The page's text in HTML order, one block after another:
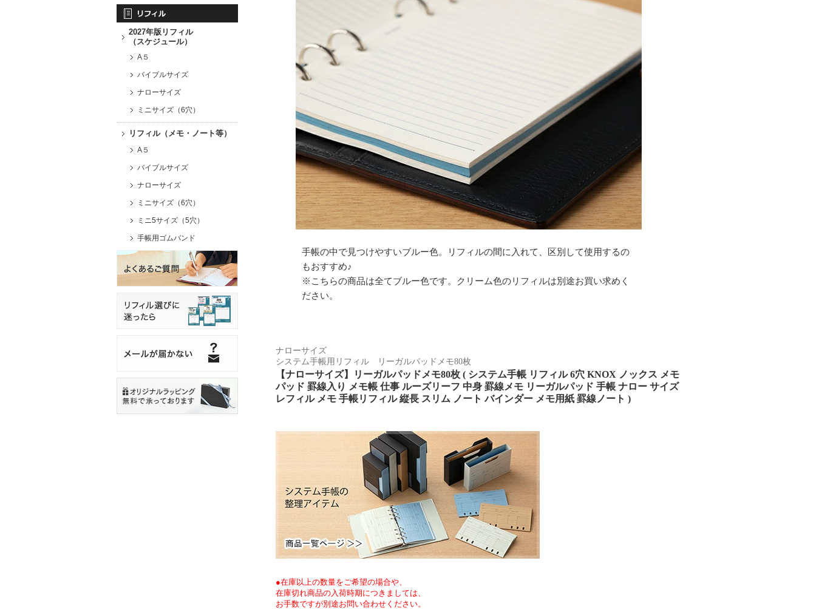
手帳の中で見つけやすいブルー色。リフィルの間に入れて、区別して使用するの
もおすすめ♪
※こちらの商品は全てブルー色です。クリーム色のリフィルは別途お買い求めく
ださい。
ナローサイズ
システム手帳用リフィル リーガルパッドメモ80枚
【ナローサイズ】リーガルパッドメモ80枚 ( システム手帳 リフィル 6穴 KNOX ノックス メモ
パッド 罫線入り メモ帳 仕事 ルーズリーフ 中身 罫線メモ リーガルパッド 手帳 ナロー サイズ
レフィル メモ 手帳リフィル 縦長 スリム ノート バインダー メモ用紙 罫線ノート )
●在庫以上の数量をご希望の場合や、
在庫切れ商品の入荷時期につきましては、
お手数ですが別途お問い合わせください。